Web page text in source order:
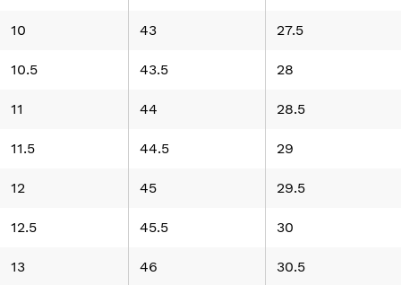
10 43 27.5
10.5 43.5 28
11 44 28.5
11.5 44.5 29
12 45 29.5
12.5 45.5 30
13 46 30.5